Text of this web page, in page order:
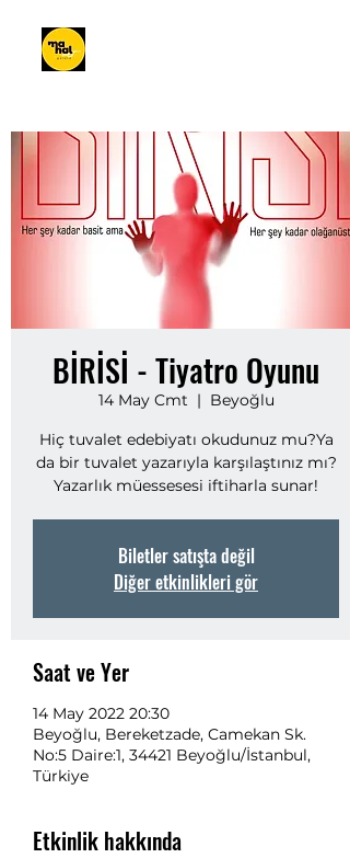
BİRİSİ - Tiyatro Oyunu
14 May Cmt
  |
Beyoğlu
Hiç tuvalet edebiyatı okudunuz mu?Ya
da bir tuvalet yazarıyla karşılaştınız mı?
Biletler satışta değil
Diğer etkinlikleri gör
Saat ve Yer
14 May 2022 20:30
Beyoğlu, Bereketzade, Camekan Sk.
No:5 Daire:1, 34421 Beyoğlu/İstanbul,
Türkiye
Etkinlik hakkında